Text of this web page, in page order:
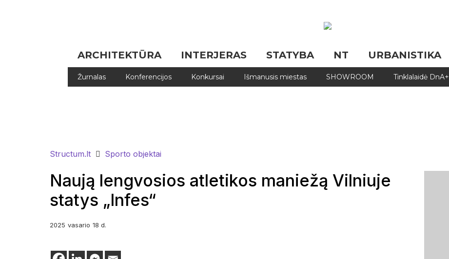
ARCHITEKTŪRA INTERJERAS STATYBA NT URBANISTIKA
Žurnalas Konferencijos Konkursai Išmanusis miestas SHOWROOM Tinklalaidė DnA+
Structum.lt Sporto objektai
Naują lengvosios atletikos maniežą Vilniuje
statys „Infes“
2025 vasario 18 d.